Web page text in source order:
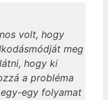
volt, hogy
meg
hogy ki
a probléma
egy folyamat